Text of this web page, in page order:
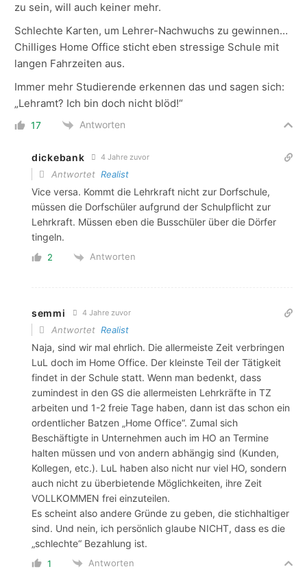
zu sein, will auch keiner mehr.
Schlechte Karten, um Lehrer-Nachwuchs zu gewinnen…
Chilliges Home Office sticht eben stressige Schule mit
langen Fahrzeiten aus.
Immer mehr Studierende erkennen das und sagen sich:
„Lehramt? Ich bin doch nicht blöd!“
17 Antworten
dickebank 4 Jahre zuvor
Antwortet Realist
Vice versa. Kommt die Lehrkraft nicht zur Dorfschule,
müssen die Dorfschüler aufgrund der Schulpflicht zur
Lehrkraft. Müssen eben die Busschüler über die Dörfer
tingeln.
2 Antworten
semmi 4 Jahre zuvor
Antwortet Realist
Naja, sind wir mal ehrlich. Die allermeiste Zeit verbringen
LuL doch im Home Office. Der kleinste Teil der Tätigkeit
findet in der Schule statt. Wenn man bedenkt, dass
zumindest in den GS die allermeisten Lehrkräfte in TZ
arbeiten und 1-2 freie Tage haben, dann ist das schon ein
ordentlicher Batzen „Home Office“. Zumal sich
Beschäftigte in Unternehmen auch im HO an Termine
halten müssen und von andern abhängig sind (Kunden,
Kollegen, etc.). LuL haben also nicht nur viel HO, sondern
auch nicht zu überbietende Möglichkeiten, ihre Zeit
VOLLKOMMEN frei einzuteilen.
Es scheint also andere Gründe zu geben, die stichhaltiger
sind. Und nein, ich persönlich glaube NICHT, dass es die
„schlechte“ Bezahlung ist.
1 Antworten